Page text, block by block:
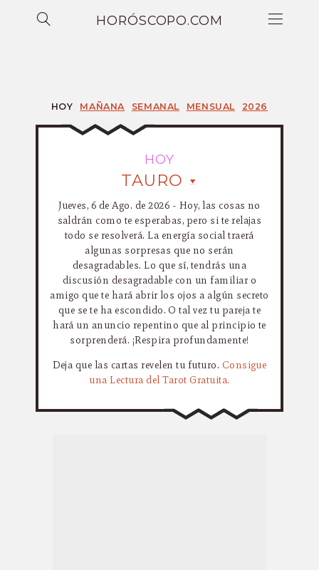
HORÓSCOPO.COM
HOY MAÑANA SEMANAL MENSUAL 2026
HOY
TAURO
Jueves, 6 de Ago. de 2026 - Hoy, las cosas no
saldrán como te esperabas, pero si te relajas
todo se resolverá. La energía social traerá
algunas sorpresas que no serán
desagradables. Lo que sí, tendrás una
discusión desagradable con un familiar o
amigo que te hará abrir los ojos a algún secreto
que se te ha escondido. O tal vez tu pareja te
hará un anuncio repentino que al principio te
sorprenderá. ¡Respira profundamente!
Deja que las cartas revelen tu futuro. Consigue
una Lectura del Tarot Gratuita.